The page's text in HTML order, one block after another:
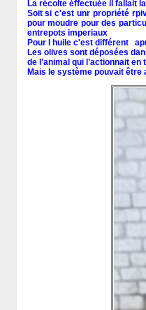
La récolte éffectuée il fallait
Soit si c'est unr propriété
pour moudre pour des
entrepots imperiaux
Pour l huile c'est différent
Les olives sont déposées
de l’animal qui l’actionnait en
Mais le système pouvait être